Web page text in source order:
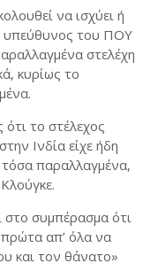
να ισχύει ή
υπεύθυνος του ΠΟΥ
στελέχη
κυρίως το
το στέλεχος
Ινδία είχε ήδη
παραλλαγμένα,
στο συμπέρασμα ότι
πρώτα απ’ όλα να
και τον θάνατο»